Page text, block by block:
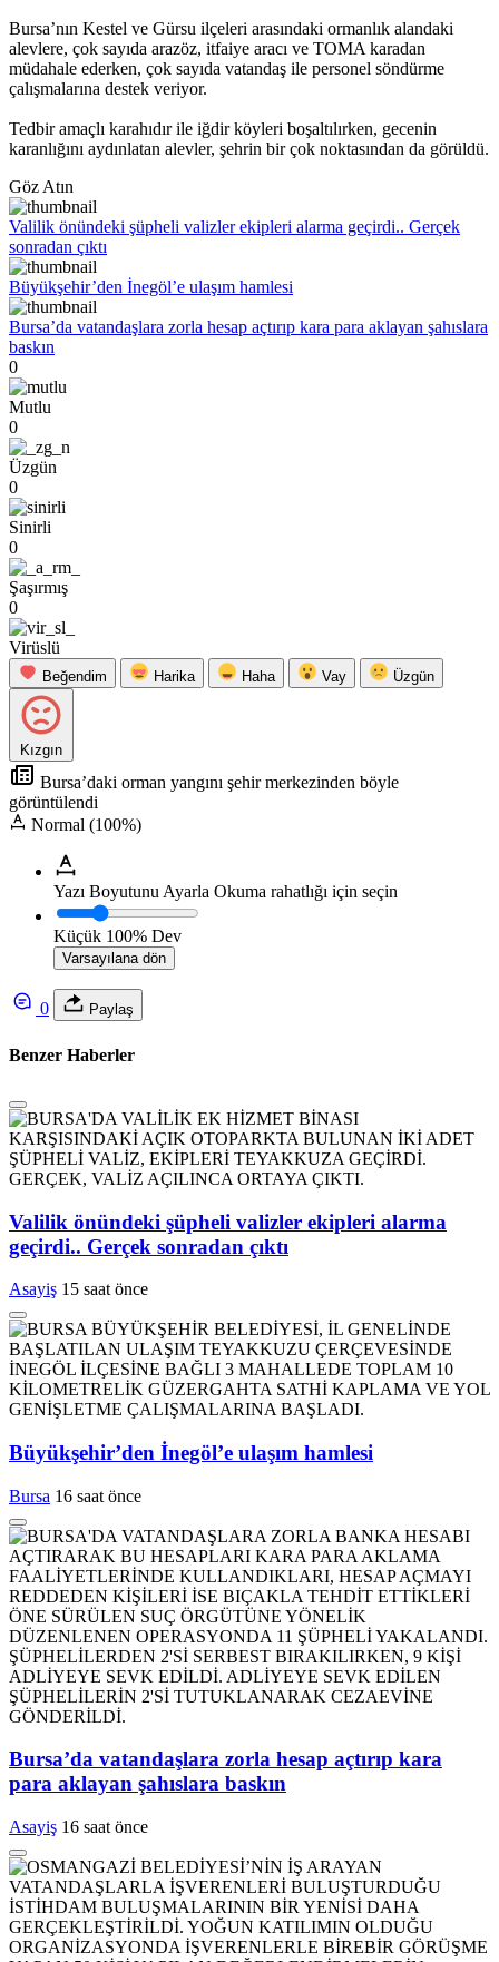
Bursa’nın Kestel ve Gürsu ilçeleri arasındaki ormanlık alandaki
alevlere, çok sayıda arazöz, itfaiye aracı ve TOMA karadan
müdahale ederken, çok sayıda vatandaş ile personel söndürme
çalışmalarına destek veriyor.
Tedbir amaçlı karahıdır ile iğdir köyleri boşaltılırken, gecenin
karanlığını aydınlatan alevler, şehrin bir çok noktasından da görüldü.
Göz Atın
Valilik önündeki şüpheli valizler ekipleri alarma geçirdi.. Gerçek
sonradan çıktı
Büyükşehir’den İnegöl’e ulaşım hamlesi
Bursa’da vatandaşlara zorla hesap açtırıp kara para aklayan şahıslara
baskın
0
Mutlu
0
Üzgün
0
Sinirli
0
Şaşırmış
0
Virüslü
Beğendim Harika Haha Vay Üzgün
Kızgın
Bursa’daki orman yangını şehir merkezinden böyle
görüntülendi
Normal (100%)
Yazı Boyutunu Ayarla Okuma rahatlığı için seçin
Küçük 100% Dev
Varsayılana dön
0 Paylaş
Benzer Haberler
Valilik önündeki şüpheli valizler ekipleri alarma
geçirdi.. Gerçek sonradan çıktı
Asayiş 15 saat önce
Büyükşehir’den İnegöl’e ulaşım hamlesi
Bursa 16 saat önce
Bursa’da vatandaşlara zorla hesap açtırıp kara
para aklayan şahıslara baskın
Asayiş 16 saat önce